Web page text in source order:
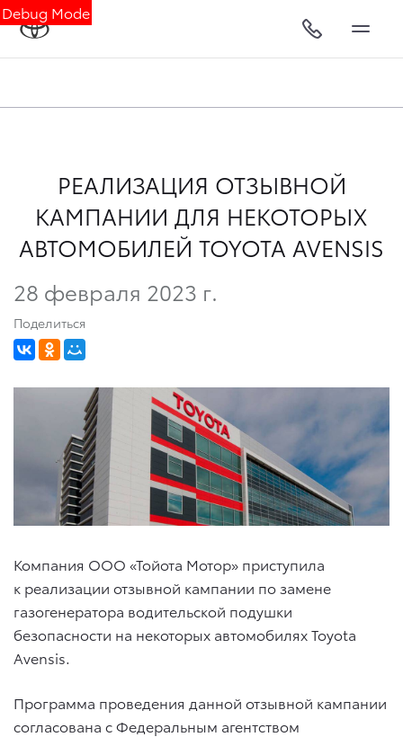
Debug Mode
РЕАЛИЗАЦИЯ ОТЗЫВНОЙ
КАМПАНИИ ДЛЯ НЕКОТОРЫХ
АВТОМОБИЛЕЙ TOYOTA AVENSIS
28 февраля 2023 г.
Поделиться
Компания ООО «Тойота Мотор» приступила
к реализации отзывной кампании по замене
газогенератора водительской подушки
безопасности на некоторых автомобилях Toyota
Avensis.
Программа проведения данной отзывной кампании
согласована с Федеральным агентством